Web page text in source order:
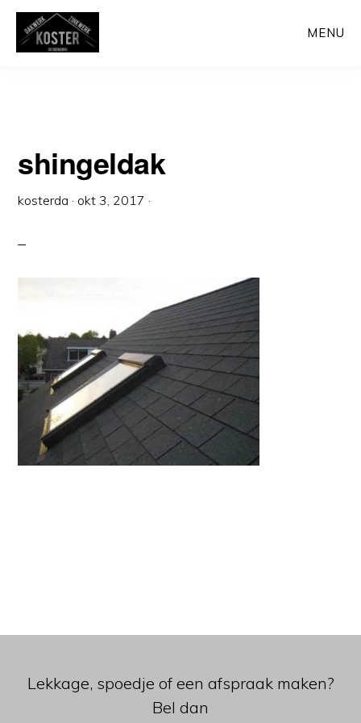
Door
naar
MENU
shingeldak
kosterda · okt 3, 2017 ·
Lekkage, spoedje of een afspraak maken?
Bel dan